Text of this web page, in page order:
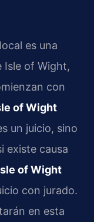
es una
Isle of Wight,
con
of Wight
un juicio, sino
existe causa
of Wight
con jurado.
en esta